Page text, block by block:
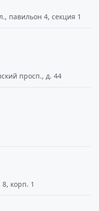
павильон 4, секция 1
просп., д. 44
корп. 1